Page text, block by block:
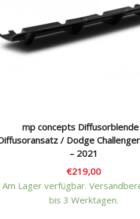
mp concepts
/ Dodge
– 2021
€219,00
Am Lager verfügbar.
bis 3 Werktagen.